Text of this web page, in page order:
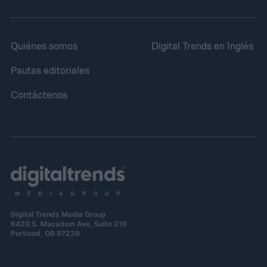
Quiénes somos
Pautas editoriales
Contáctenos
Digital Trends en Inglés
Digital Trends Media Group
6420 S. Macadam Ave, Suite 216
Portland, OR 97239